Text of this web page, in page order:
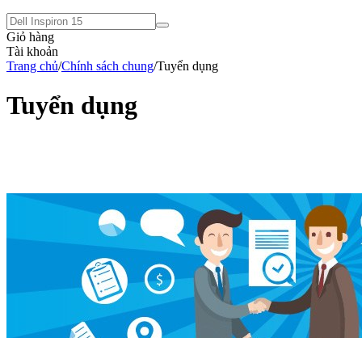
Giỏ hàng
Tài khoản
Trang chủ/Chính sách chung/Tuyển dụng
Tuyển dụng